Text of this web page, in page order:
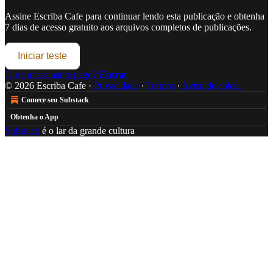
Assine Escriba Cafe para continuar lendo esta publicação e obtenha
7 dias de acesso gratuito aos arquivos completos de publicações.
Iniciar teste
Já é um assinante pago? Entrar
© 2026 Escriba Cafe · Privacidade ∙ Termos ∙ Aviso de coleta
Comece seu Substack
Obtenha o App
Substack é o lar da grande cultura